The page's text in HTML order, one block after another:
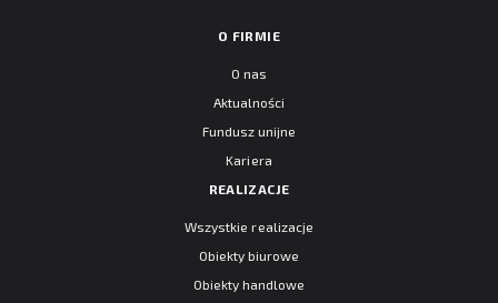
O FIRMIE
O nas
Aktualności
Fundusz unijne
Kariera
REALIZACJE
Wszystkie realizacje
Obiekty biurowe
Obiekty handlowe